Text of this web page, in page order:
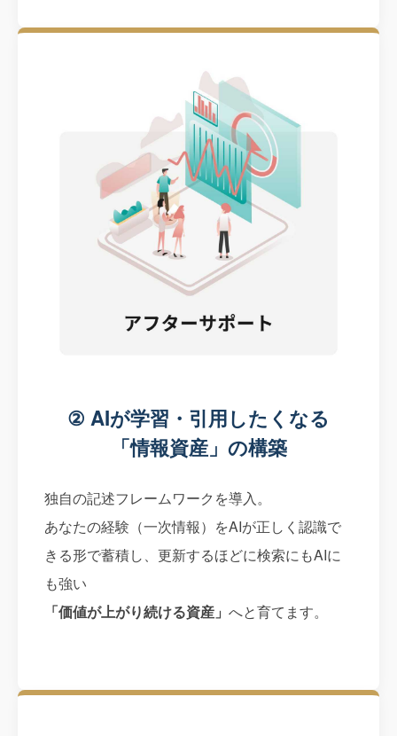
② AIが学習・引用したくなる
「情報資産」の構築
独自の記述フレームワークを導入。
あなたの経験（一次情報）をAIが正しく認識で
きる形で蓄積し、更新するほどに検索にもAIに
も強い
「価値が上がり続ける資産」 へと育てます。